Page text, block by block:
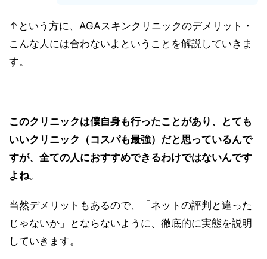
↑という方に、AGAスキンクリニックのデメリット・
こんな人には合わないよということを解説していきま
す。
このクリニックは僕自身も行ったことがあり、とても
いいクリニック（コスパも最強）だと思っているんで
すが、全ての人におすすめできるわけではないんです
よね。
当然デメリットもあるので、「ネットの評判と違った
じゃないか」とならないように、徹底的に実態を説明
していきます。